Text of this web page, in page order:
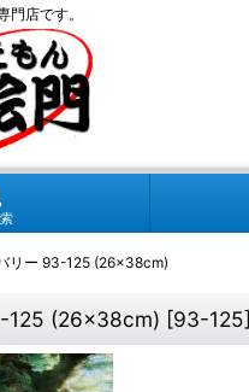
門店です。
リー 93-125 (26×38cm)
125 (26×38cm) [93-125]